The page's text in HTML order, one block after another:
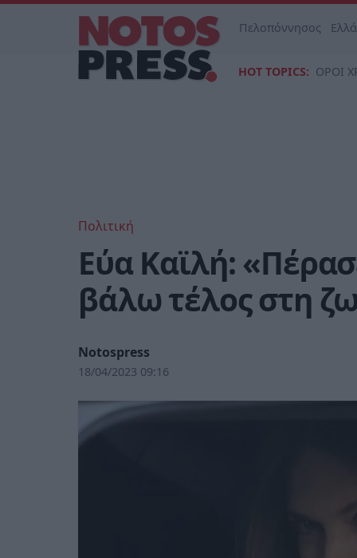
Πελοπόννησος
HOT TOPICS: ΟΡΟΙ
Πολιτική
Εύα Καϊλή:
βάλω τέλος στη
Notospress
18/04/2023 09:16